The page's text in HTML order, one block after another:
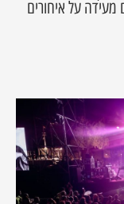
על איחורים